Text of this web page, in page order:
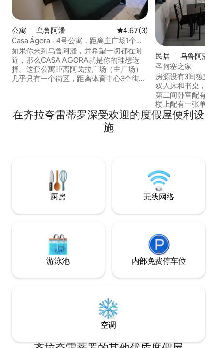
公寓 ｜ 乌鲁阿潘 平均评分 4.67 分（满分 5 分）
4.67 (3)
Casa Ágora - 4号公寓，距离主广场1个街
区
如果你来到乌鲁阿潘，并希望一切都在附
近，那么CASA AGORA就是你的理想选
择。这套公寓距离阿戈拉广场（主广场）
几乎只有一个街区，距离体育中心3个街
入住。公寓有2间卧室，配备加大双人床和
双人床、迷你吧和基本厨具。光纤互联
民居 ｜ 乌鲁阿潘
圣何塞之家
房源设有3间独立
双人床和书桌，因
第二间卧室配有一
楼上配有一张单人
床，总共4张床。
赏您最喜爱的节目。 房源配有车库、
在齐拉夸雷蒂罗深受欢迎的度假屋便利设
施
厨房 无线网络
游泳池 内部免费停车位
空调